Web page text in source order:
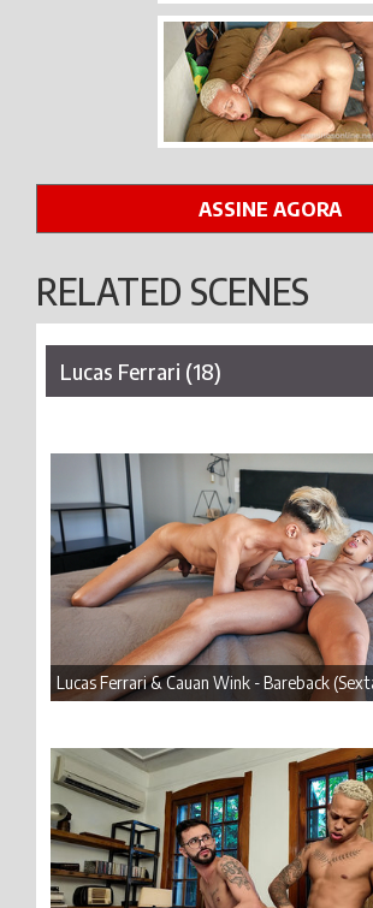
ASSINE AGORA
RELATED SCENES
Lucas Ferrari (18)
Lucas Ferrari & Cauan Wink - Bareback